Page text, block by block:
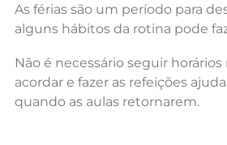
As férias são um período para
alguns hábitos da rotina pode
Não é necessário seguir
acordar e fazer as refeições
quando as aulas retornarem.